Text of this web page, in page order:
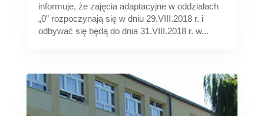
informuje, że zajęcia adaptacyjne w oddziałach
„0” rozpoczynają się w dniu 29.VIII.2018 r. i
odbywać się będą do dnia 31.VIII.2018 r. w...